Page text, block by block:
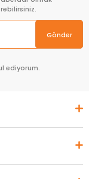
Gönder
ediyorum.